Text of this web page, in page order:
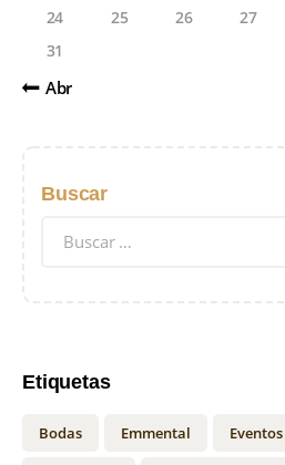
24
25 26 27
31
« Abr
Buscar
Etiquetas
Bodas Emmental Eventos